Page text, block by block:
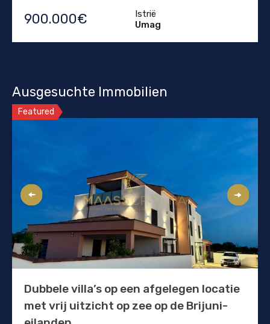
900.000€
Istrië
Umag
Ausgesuchte Immobilien
Featured
Dubbele villa’s op een afgelegen locatie
met vrij uitzicht op zee op de Brijuni-